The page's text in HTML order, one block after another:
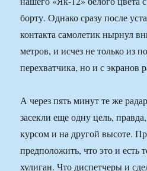
борту. Однако сразу после
контакта самолетик нырнул
метров, и исчез не только из
перехватчика, но и с экранов
А через пять минут те же
засекли еще одну цель,
курсом и на другой высоте.
предположить, что это и есть
хулиган. Что диспетчеры и